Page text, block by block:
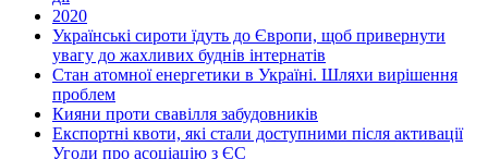
2020
Українські сироти їдуть до Європи, щоб привернути
увагу до жахливих буднів інтернатів
Стан атомної енергетики в Україні. Шляхи вирішення
проблем
Кияни проти свавілля забудовників
Експортні квоти, які стали доступними після активації
Угоди про асоціацію з ЄС